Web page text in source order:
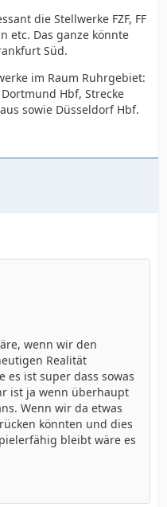
die Stellwerke FZF, FF
etc. Das ganze könnte
Süd.
im Raum Ruhrgebiet:
Hbf, Strecke
sowie Düsseldorf Hbf.
wenn wir den
Realität
ist super dass sowas
ist ja wenn überhaupt
Wenn wir da etwas
könnten und dies
bleibt wäre es